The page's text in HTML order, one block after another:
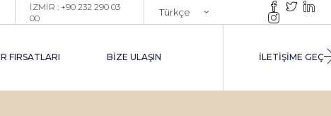
İZMİR : +90 232 290 03
00
Türkçe
FIRSATLARI BIZE ULAŞIN İLETİŞİME GEÇ
EXECUTIVE İŞE ALIM